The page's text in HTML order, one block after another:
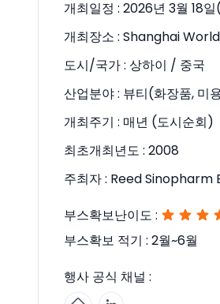
개최일정 : 2026년 3월 18
개최장소 : Shanghai
도시/국가 : 상하이 / 중국
산업분야 : 뷰티(화장품, 미
개최주기 : 매년 (도시순회)
최초개최년도 : 2008
주최자 : Reed Sinopharm
부스확보난이도 :
부스확보 적기 : 2월~6월
행사 공식 채널 :